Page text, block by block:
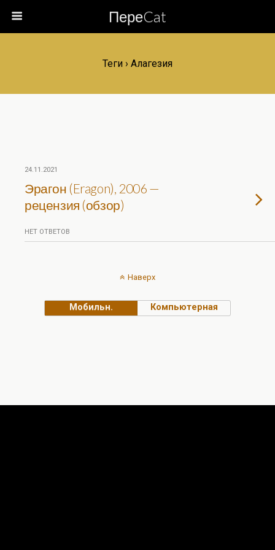
ПереCat
Теги › Алагезия
24.11.2021
Эрагон (Eragon), 2006 —
рецензия (обзор)
НЕТ ОТВЕТОВ
Наверх
Мобильн. Компьютерная